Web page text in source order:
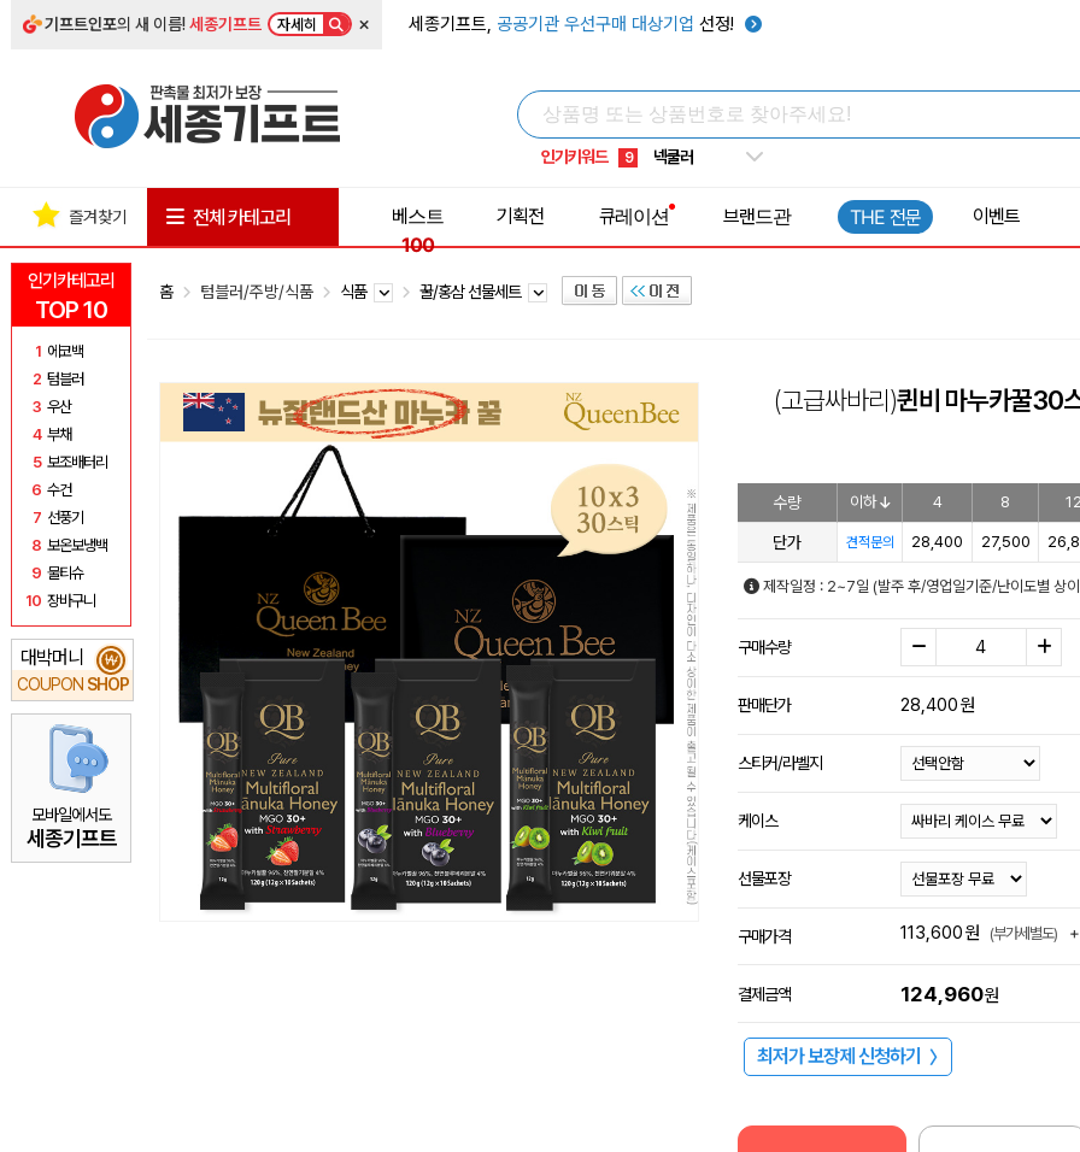
기프트인포의 새 이름!세종기프트 자세히 × 세종기프트, 공공기관 우선구매 대상기업 선정!
인기키워드
5 키캡
8 쿨토시
9 넥쿨러
1 선풍기
인기카테고리
TOP 10
1 에코백
2 텀블러
3 우산
4 부채
5 보조배터리
6 수건
7 선풍기
8 보온보냉백
9 물티슈
10 장바구니
대박머니
COUPON SHOP
₩
모바일에서도
세종기프트
즐겨찾기 전체 카테고리
베스트
100
기획전 큐레이션 브랜드관 THE 전문 이벤트
홈 텀블러/주방/식품 식품 꿀/홍삼 선물세트
(고급싸바리)퀸비 마누카꿀30
수량 이하 4 8
단가 견적문의 28,400 27,500
제작일정 : 2~7일 (발주 후/영업일기준/난이도별 상
구매수량
판매단가 28,400원
스티커/라벨지
케이스
선물포장
구매가격 113,600원 (부가세별도) +
결제금액 124,960원
최저가 보장제 신청하기 〉